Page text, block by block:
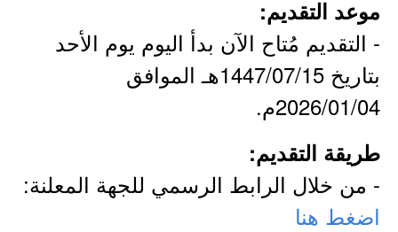
موعد التقديم:
- التقديم مُتاح الآن بدأ اليوم يوم الأحد
بتاريخ 1447/07/15هـ الموافق
2026/01/04م.
طريقة التقديم:
- من خلال الرابط الرسمي للجهة المعلنة:
اضغط هنا